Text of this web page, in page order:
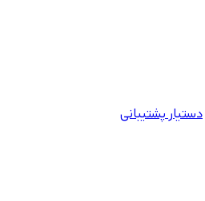
دستیار پشتیبانی